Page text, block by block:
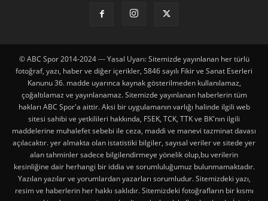
© ABC Spor 2014-2024 --- Yasal Uyarı: Sitemizde yayınlanan her türlü
fotoğraf, yazı, haber ve diğer içerikler, 5846 sayılı Fikir ve Sanat Eserleri
Kanunu 36. madde uyarınca kaynak gösterilmeden kullanılamaz,
çoğaltılamaz ve yayınlanamaz. Sitemizde yayınlanan haberlerin tüm
hakları ABC Spor'a aittir. Aksi bir uygulamanın varlığı halinde ilgili web
sitesi sahibi ve yetkilileri hakkında, FSEK, TCK, TTK ve BK'nın ilgili
maddelerine muhalefet sebebi ile ceza, maddi ve manevi tazminat davası
açılacaktır. yer almakta olan istatistiki bilgiler, sayısal veriler ve sitede yer
alan tahminler sadece bilgilendirmeye yönelik olup,bu verilerin
kesinliğine dair herhangi bir iddia ve sorumluluğumuz bulunmamaktadır.
Yazılan yazılar ve yorumlardan yazarları sorumludur. Sitemizdeki yazı,
resim ve haberlerin her hakkı saklıdır. Sitemizdeki fotoğrafların bir kısmı